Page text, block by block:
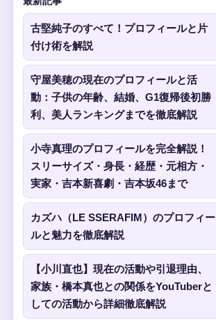
古堅純子のすべて！プロフィールと片
付け術を解説
守屋美穂の現在のプロフィールと活
動：子供の年齢、結婚、G1復帰後初勝
利、美人ランキングまでを徹底解説
小寺真理のプロフィールを完全解説！
スリーサイズ・身長・経歴・元相方・
実家・吉本新喜劇・吉本坂46まで
カズハ（LE SSERAFIM）のプロフィー
ルと魅力を徹底解説
【小川直也】現在の活動や引退理由、
家族・橋本真也との関係をYouTuberと
しての活動から詳細徹底解説